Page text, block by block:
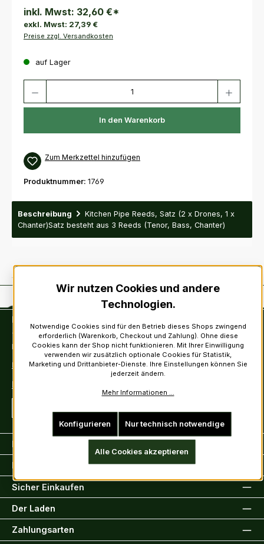
inkl. Mwst: 32,60 €*
exkl. Mwst: 27,39 €
Preise zzgl. Versandkosten
auf Lager
In den Warenkorb
Zum Merkzettel hinzufügen
Produktnummer: 1769
Beschreibung
Kitchen Pipe Reeds, Satz (2 x Drones, 1 x
Chanter)Satz besteht aus 3 Reeds (Tenor, Bass, Chanter)
Kontakt
Tel: +49 (0)6222-388030
Fax: +49 (0)6222-388031
E-Mail: info@kiltsandmore.com
Kontaktformular
Kunden Informationen
Rechtliche Informationen
Sicher Einkaufen
Der Laden
Zahlungsarten
Wir nutzen Cookies und andere
Technologien.
Notwendige Cookies sind für den Betrieb dieses Shops zwingend
erforderlich (Warenkorb, Checkout und Zahlung). Ohne diese
Cookies kann der Shop nicht funktionieren. Mit Ihrer Einwilligung
verwenden wir zusätzlich optionale Cookies für Statistik,
Marketing und Drittanbieter-Dienste. Ihre Einstellungen können Sie
jederzeit ändern.
Mehr Informationen ...
Nur technisch notwendige
Konfigurieren
Alle Cookies akzeptieren